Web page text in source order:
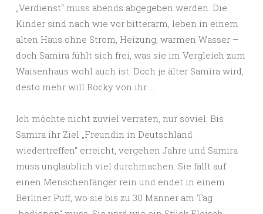
„Verdienst“ muss abends abgegeben werden. Die
Kinder sind nach wie vor bitterarm, leben in einem
alten Haus ohne Strom, Heizung, warmen Wasser –
doch Samira fühlt sich frei, was sie im Vergleich zum
Waisenhaus wohl auch ist. Doch je älter Samira wird,
desto mehr will Rocky von ihr …
Ich möchte nicht zuviel verraten, nur soviel: Bis
Samira ihr Ziel „Freundin in Deutschland
wiedertreffen“ erreicht, vergehen Jahre und Samira
muss unglaublich viel durchmachen. Sie fällt auf
einen Menschenfänger rein und endet in einem
Berliner Puff, wo sie bis zu 30 Männer am Tag